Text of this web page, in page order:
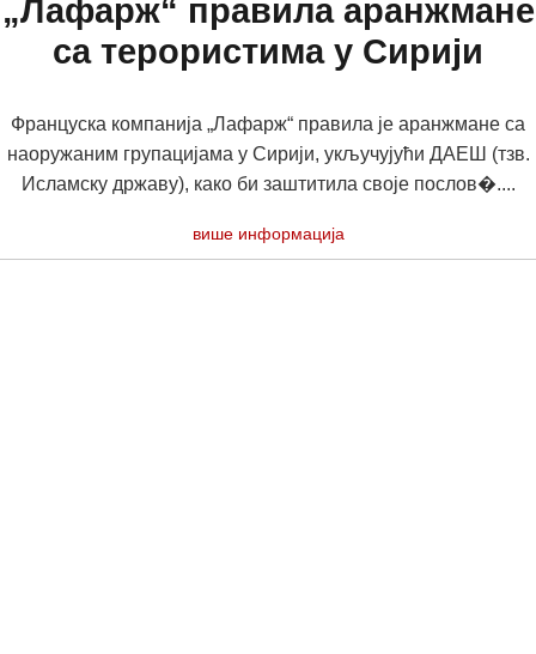
„Лафарж“ правила аранжмане
са терористима у Сирији
Француска компанија „Лафарж“ правила је аранжмане са
наоружаним групацијама у Сирији, укључујући ДАЕШ (тзв.
Исламску државу), како би заштитила своје послов�....
више информација